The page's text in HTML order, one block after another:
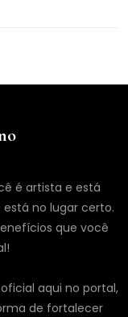
é artista e está
no lugar certo.
que você
aqui no portal,
de fortalecer